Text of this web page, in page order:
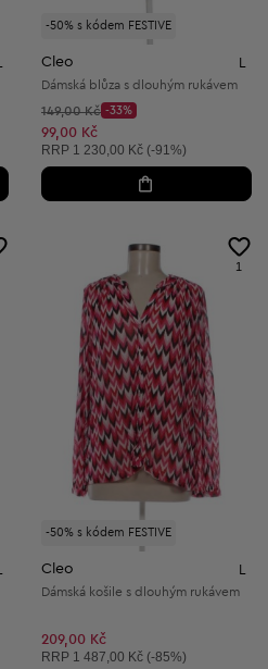
-50% s kódem FESTIVE
Cleo L
Dámská blůza s dlouhým rukávem
Původní cena:
149,00 Kč
Discount Price:
-33%
Snížená cena:
99,00 Kč
Doporučená cena:
RRP 1 230,00 Kč (-91%)
-50% s kódem FESTIVE
1
Cleo
Dámská košile s dlouhým rukávem
209,00 Kč
Doporučená cena:
RRP 1 487,00 Kč (-85%)